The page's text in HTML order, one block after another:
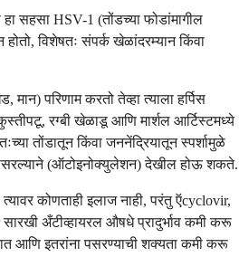
सहसा HSV-1 (तोंडच्या फोडांमागील
विशेषतः संपर्क खेळांदरम्यान किंवा
मान) परिणाम करतो तेव्हा त्याला हर्पिस
रग्बी खेळाडू आणि मार्शल आर्टिस्टमध्ये
तोंडातून किंवा जननेंद्रियातून स्पर्शामुळे
पसरल्याने (ऑटोइनोक्युलेशन) देखील होऊ शकते.
कोणताही इलाज नाही, परंतु ऍcyclovir,
अँटीव्हायरल औषधे प्रादुर्भाव कमी करू
आणि इतरांना पसरण्याची शक्यता कमी करू